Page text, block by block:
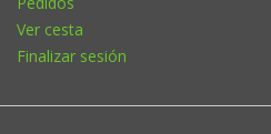
Ver cesta
Finalizar sesión